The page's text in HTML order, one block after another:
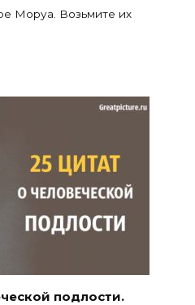
Моруа. Возьмите их
подлости.